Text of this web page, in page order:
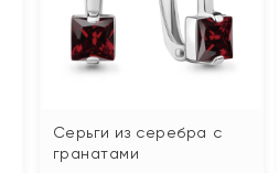
Серьги из серебра с
гранатами